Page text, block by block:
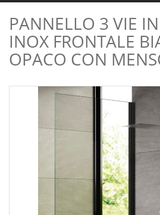
PANNELLO 3 VIE IN ACCIAIO
INOX FRONTALE
OPACO CON